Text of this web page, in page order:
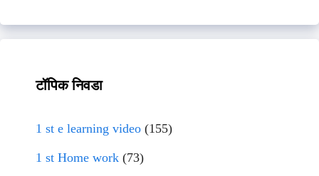
टॉपिक निवडा
1 st e learning video (155)
1 st Home work (73)